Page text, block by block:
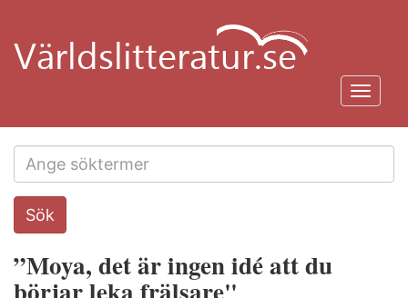
huvudinnehåll
Search
this
Sök
”Moya, det är ingen idé att du